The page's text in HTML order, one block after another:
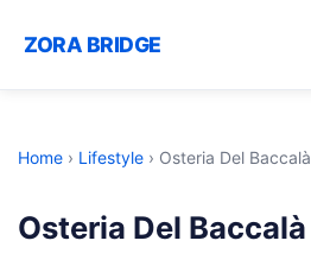
ZORA BRIDGE
Home › Lifestyle › Osteria Del
Osteria Del